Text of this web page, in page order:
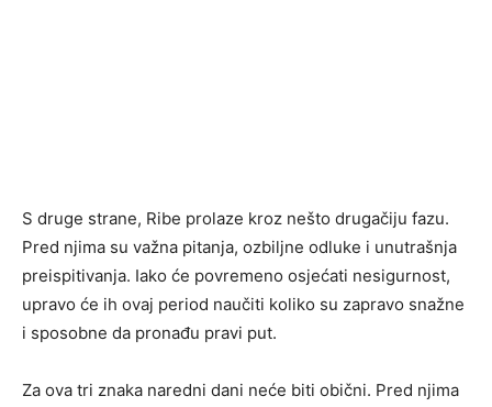
S druge strane, Ribe prolaze kroz nešto drugačiju fazu.
Pred njima su važna pitanja, ozbiljne odluke i unutrašnja
preispitivanja. Iako će povremeno osjećati nesigurnost,
upravo će ih ovaj period naučiti koliko su zapravo snažne
i sposobne da pronađu pravi put.
Za ova tri znaka naredni dani neće biti obični. Pred njima